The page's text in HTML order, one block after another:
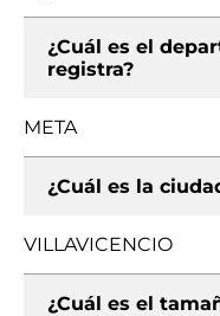
¿Cuál es el
registra?
META
¿Cuál es la
VILLAVICENCIO
¿Cuál es el